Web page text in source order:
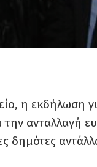
η εκδήλωση
την ανταλλαγή
δημότες